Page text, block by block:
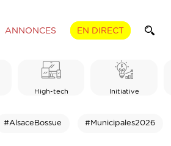
ANNONCES EN DIRECT
High-tech Initiative
#AlsaceBossue #Municipales2026